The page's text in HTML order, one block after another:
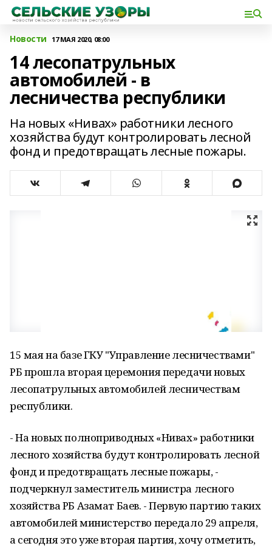
Новости 17 МАЯ 2020, 08:00
14 лесопатрульных
автомобилей - в
лесничества республики
На новых «Нивах» работники лесного
хозяйства будут контролировать лесной
фонд и предотвращать лесные пожары.
15 мая на базе ГКУ "Управление лесничествами"
РБ прошла вторая церемония передачи новых
лесопатрульных автомобилей лесничествам
республики.
- На новых полноприводных «Нивах» работники
лесного хозяйства будут контролировать лесной
фонд и предотвращать лесные пожары, -
подчеркнул заместитель министра лесного
хозяйства РБ Азамат Баев. - Первую партию таких
автомобилей министерство передало 29 апреля,
а сегодня это уже вторая партия, хочу отметить,